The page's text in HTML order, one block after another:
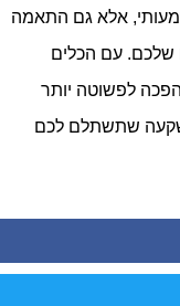
אלא גם התאמה
שלכם. עם הכלים
הפכה לפשוטה יותר
שתשתלם לכם